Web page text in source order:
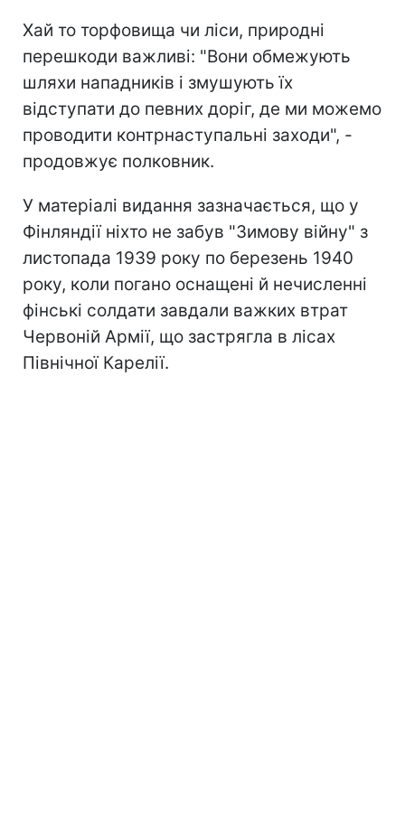
Хай то торфовища чи ліси, природні
перешкоди важливі: "Вони обмежують
шляхи нападників і змушують їх
відступати до певних доріг, де ми можемо
проводити контрнаступальні заходи", -
продовжує полковник.
У матеріалі видання зазначається, що у
Фінляндії ніхто не забув "Зимову війну" з
листопада 1939 року по березень 1940
року, коли погано оснащені й нечисленні
фінські солдати завдали важких втрат
Червоній Армії, що застрягла в лісах
Північної Карелії.